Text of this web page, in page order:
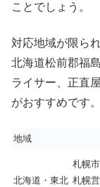
ことでしょう。
対応地域が限ら
北海道松前郡福
ライサー、正直
がおすすめです。
地域
北海道・東北
札幌市
札幌